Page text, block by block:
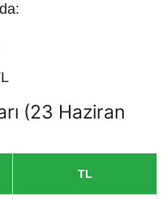
(23 Haziran
TL